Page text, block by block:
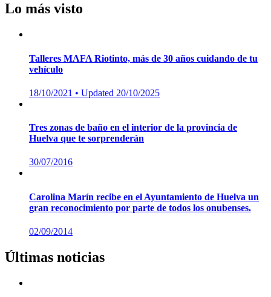
Lo más visto
Talleres MAFA Riotinto, más de 30 años cuidando de tu
vehículo
Posted
18/10/2021 • Updated 20/10/2025
Tres zonas de baño en el interior de la provincia de
Huelva que te sorprenderán
Posted
30/07/2016
Carolina Marín recibe en el Ayuntamiento de Huelva un
gran reconocimiento por parte de todos los onubenses.
Posted
02/09/2014
Últimas noticias